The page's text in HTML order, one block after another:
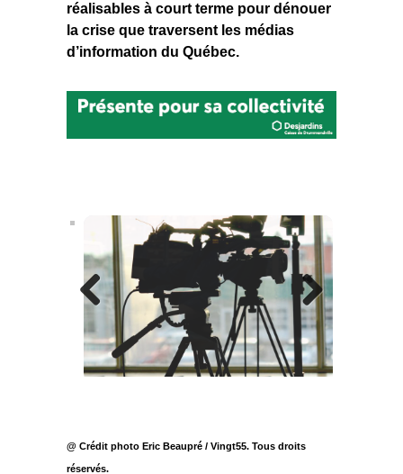
réalisables à court terme pour dénouer
la crise que traversent les médias
d’information du Québec.
Previous Next
@ Crédit photo Eric Beaupré / Vingt55. Tous droits
réservés.